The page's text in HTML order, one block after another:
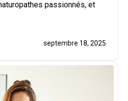
passionnés, et
septembre 18, 2025